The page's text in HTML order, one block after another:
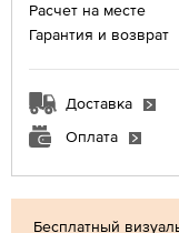
Бесплатный
Расчет на месте
Гарантия и возврат
Доставка
Оплата